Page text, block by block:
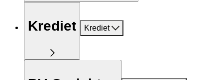
Krediet Krediet